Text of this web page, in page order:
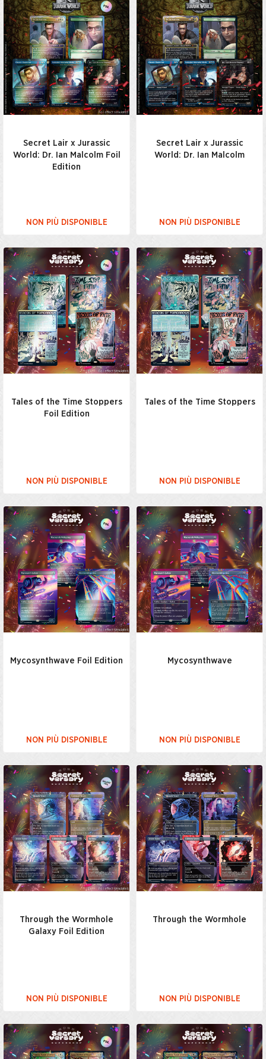
Secret Lair x Jurassic
World: Dr. Ian Malcolm Foil
Edition
NON PIÙ DISPONIBLE
Secret Lair x Jurassic
World: Dr. Ian Malcolm
NON PIÙ DISPONIBLE
Tales of the Time Stoppers
Foil Edition
NON PIÙ DISPONIBLE
Tales of the Time Stoppers
NON PIÙ DISPONIBLE
Mycosynthwave Foil Edition
NON PIÙ DISPONIBLE
Mycosynthwave
NON PIÙ DISPONIBLE
Through the Wormhole
Galaxy Foil Edition
NON PIÙ DISPONIBLE
Through the Wormhole
NON PIÙ DISPONIBLE